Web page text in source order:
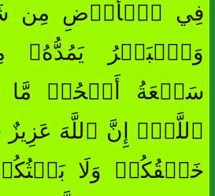
فِي ٱلۡأَرۡضِ مِن
وَٱلۡبَحۡرُ يَمُدُّهُۥ
سَبۡعَةُ أَبۡحُرٖ مَّا
خَلۡقُكُمۡ وَلَا